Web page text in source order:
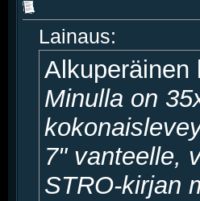
Lainaus:
Alkuperäinen
Minulla on
7" vanteelle,
STRO-kirjan